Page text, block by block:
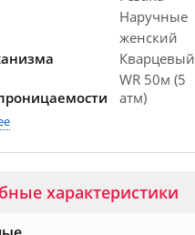
Наручные
женский
Кварцевый
WR 50м (5
атм)
характеристики